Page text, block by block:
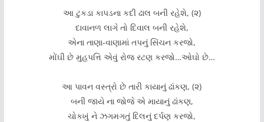
આ ટુકડા કાપડના કદી ઢાલ બની રહેશે, (૨)
દાવાનળ લાગે તો દિવાલ બની રહેશે,
એના તાણા-વાણામાં તપનું સિંચન કરજો,
મોંઘી છે મુહપત્તિ એવું રોજ રટણ કરજો…ઓઘો છે…
આ પાવન વસ્ત્રો છે તારી કાયાનું ઢાંકણ, (૨)
બની જાયે ના જોજે એ માયાનું ઢાંકણ,
ચોક્ખું ને ઝગમગતું દિલનું દર્પણ કરજો,